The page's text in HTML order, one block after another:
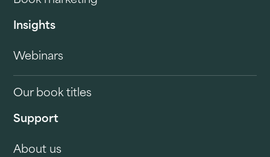
Insights
Webinars
Our book titles
Support
About us